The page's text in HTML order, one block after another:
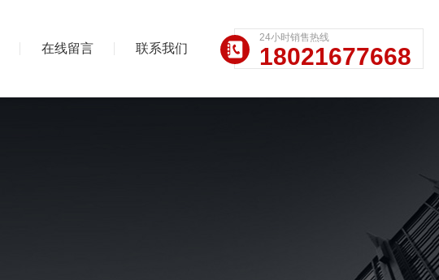
在线留言 联系我们
24小时销售热线
18021677668